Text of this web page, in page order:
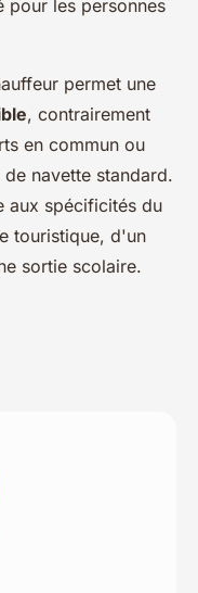
pour les personnes
permet une
, contrairement
en commun ou
navette standard.
aux spécificités du
touristique, d'un
sortie scolaire.